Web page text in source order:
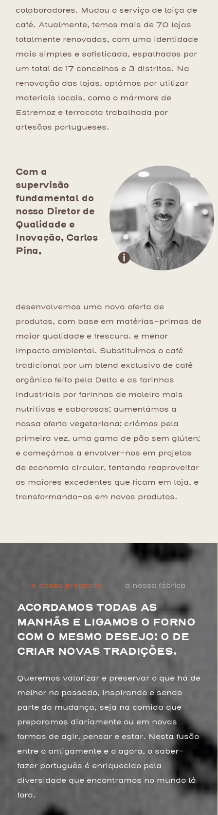
colaboradores. Mudou o serviço de loiça de
café. Atualmente, temos mais de 70 lojas
totalmente renovadas, com uma identidade
mais simples e sofisticada, espalhados por
um total de 17 concelhos e 3 distritos. Na
renovação das lojas, optámos por utilizar
materiais locais, como o mármore de
Estremoz e terracota trabalhada por
artesãos portugueses.
Com a
supervisão
fundamental do
nosso Diretor de
Qualidade e
Inovação, Carlos
Pina,
desenvolvemos uma nova oferta de
produtos, com base em matérias-primas de
maior qualidade e frescura. e menor
impacto ambiental. Substituímos o café
tradicional por um blend exclusivo de café
orgânico feito pela Delta e as farinhas
industriais por farinhas de moleiro mais
nutritivas e saborosas; aumentámos a
nossa oferta vegetariana; criámos pela
primeira vez, uma gama de pão sem glúten;
e começámos a envolver-nos em projetos
de economia circular, tentando reaproveitar
os maiores excedentes que ficam em loja, e
transformando-os em novos produtos.
o nosso propósito a nossa fábrica
ACORDAMOS TODAS AS
MANHÃS E LIGAMOS O FORNO
COM O MESMO DESEJO: O DE
CRIAR NOVAS TRADIÇÕES.
Queremos valorizar e preservar o que há de
melhor no passado, inspirando e sendo
parte da mudança, seja na comida que
preparamos diariamente ou em novas
formas de agir, pensar e estar. Nesta fusão
entre o antigamente e o agora, o saber-
fazer português é enriquecido pela
diversidade que encontramos no mundo lá
fora.